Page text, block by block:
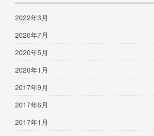
2022年3月
2020年7月
2020年5月
2020年1月
2017年9月
2017年6月
2017年1月